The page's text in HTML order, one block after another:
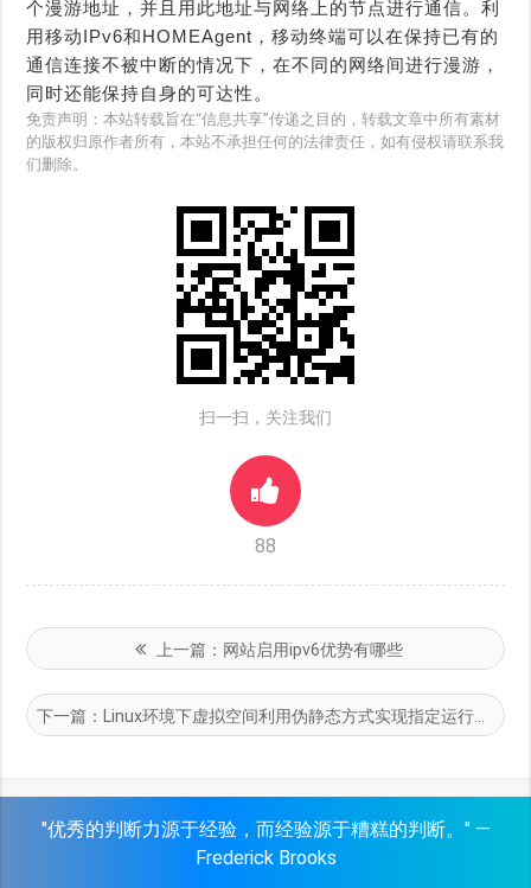
个漫游地址，并且用此地址与网络上的节点进行通信。利
用移动IPv6和HOMEAgent，移动终端可以在保持已有的
通信连接不被中断的情况下，在不同的网络间进行漫游，
同时还能保持自身的可达性。
免责声明：本站转载旨在“信息共享”传递之目的，转载文章中所有素材
的版权归原作者所有，本站不承担任何的法律责任，如有侵权请联系我
们删除。
扫一扫，关注我们
88
上一篇： 网站启用ipv6优势有哪些
下一篇： Linux环境下虚拟空间利用伪静态方式实现指定运行目录规则.htaccess文件内
"优秀的判断力源于经验，而经验源于糟糕的判断。" —
Frederick Brooks